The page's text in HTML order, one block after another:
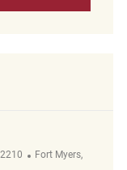
Plaats
Fort Myers,